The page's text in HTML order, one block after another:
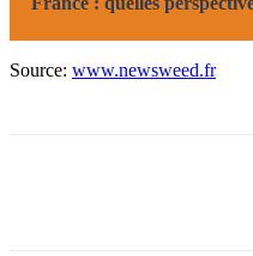
Source: www.newsweed.fr